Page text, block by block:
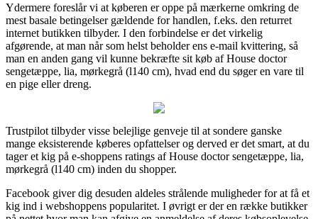
Ydermere foreslår vi at køberen er oppe på mærkerne omkring de
mest basale betingelser gældende for handlen, f.eks. den returret
internet butikken tilbyder. I den forbindelse er det virkelig
afgørende, at man når som helst beholder ens e-mail kvittering, så
man en anden gang vil kunne bekræfte sit køb af House doctor
sengetæppe, lia, mørkegrå (l140 cm), hvad end du søger en vare til
en pige eller dreng.
Trustpilot tilbyder visse belejlige genveje til at sondere ganske
mange eksisterende køberes opfattelser og derved er det smart, at du
tager et kig på e-shoppens ratings af House doctor sengetæppe, lia,
mørkegrå (l140 cm) inden du shopper.
Facebook giver dig desuden aldeles strålende muligheder for at få et
kig ind i webshoppens popularitet. I øvrigt er der en række butikker